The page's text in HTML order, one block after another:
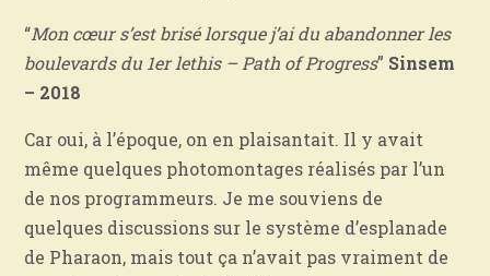
“Mon cœur s’est brisé lorsque j’ai du abandonner les
boulevards du 1er lethis – Path of Progress” Sinsem
– 2018
Car oui, à l’époque, on en plaisantait. Il y avait
même quelques photomontages réalisés par l’un
de nos programmeurs. Je me souviens de
quelques discussions sur le système d’esplanade
de Pharaon, mais tout ça n’avait pas vraiment de